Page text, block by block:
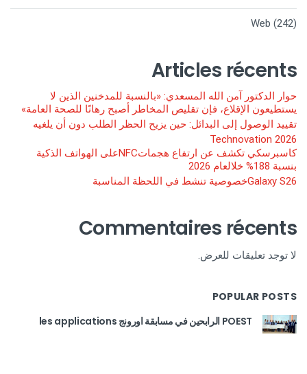
Web (242)
Articles récents
حوار الدكتور آمن الله المسعدي: «بالنسبة للمدخنين الذين لا
يستطيعون الإقلاع، فإن تقليص المخاطر أصبح رهانًا للصحة العامة»
تقييد الوصول إلى البدائل: حين يزيح الحظر الطلب دون أن يلغيه
Technovation 2026
كاسبرسكي تكشف عن ارتفاع هجماتNFCعلى الهواتف الذكية
بنسبة 188% خلالعام 2026
Galaxy S26خصوصية تنشط في اللحظة المناسبة
Commentaires récents
لا توجد تعليقات للعرض.
POPULAR POSTS
POEST الرابحين في مسابقة اورونج les applications